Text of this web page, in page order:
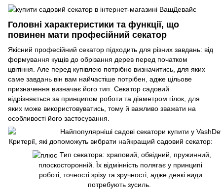
Головні характеристики та функції, що
повинен мати професійний секатор
Якісний професійний секатор підходить для різних завдань: від
формування кущів до обрізання дерев перед початком
цвітіння. Але перед купівлею потрібно визначитись, для яких
саме завдань він вам найчастіше потрібен, адже цільове
призначення визначає його тип. Секатор садовий
відрізняється за принципом роботи та діаметром гілок, для
яких може використовуватись, тому й важливо зважати на
особливості його застосування.
Критерії, які допоможуть вибрати найкращий садовий секатор:
Тип секатора: храповий, обвідний, пружинний,
плоскосторонній. Їх відмінність полягає у принципі
роботі, точності зрізу та зручності, адже деякі види
потребують зусиль.